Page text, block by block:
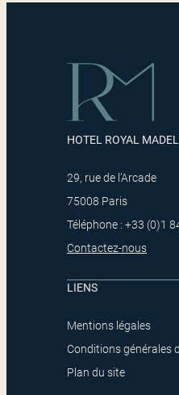
HOTEL ROYAL
29, rue de l’Arcade
75008 Paris
Téléphone : +33 (0)1
Contactez-nous
LIENS
Mentions légales
Conditions générales
Plan du site